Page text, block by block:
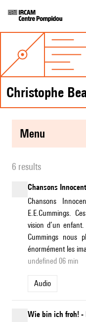
Christophe
menu
6 results
Chansons
Chansons
E.E.Cummings.
vision d’un
Cummings nous
énormément les ima
undefined 06 min
Audio
Wie bin ich froh! -